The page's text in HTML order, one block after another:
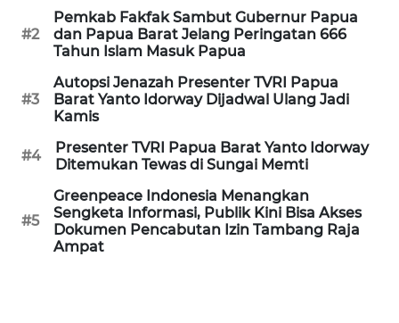
#2
Pemkab Fakfak Sambut Gubernur Papua
dan Papua Barat Jelang Peringatan 666
Tahun Islam Masuk Papua
#3
Autopsi Jenazah Presenter TVRI Papua
Barat Yanto Idorway Dijadwal Ulang Jadi
Kamis
#4
Presenter TVRI Papua Barat Yanto Idorway
Ditemukan Tewas di Sungai Memti
#5
Greenpeace Indonesia Menangkan
Sengketa Informasi, Publik Kini Bisa Akses
Dokumen Pencabutan Izin Tambang Raja
Ampat
WN
WN
SUMBAR
WN